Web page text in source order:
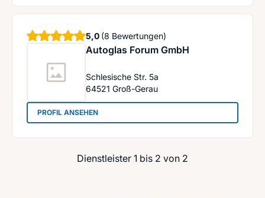
Autoglas Forum GmbH
Schlesische Str. 5a
64521 Groß-Gerau
5,0 Sterne
(8 Bewertungen)
PROFIL ANSEHEN: Autoglas Forum GmbH
Dienstleister 1 bis 2 von 2